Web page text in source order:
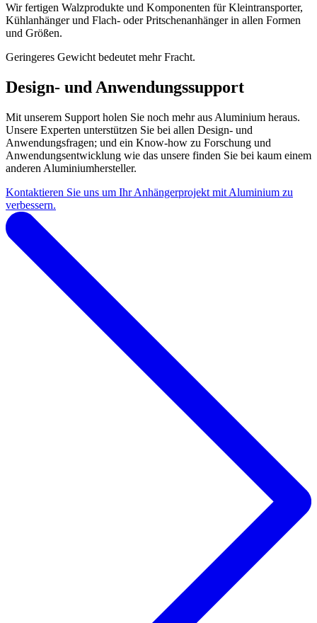
Wir fertigen Walzprodukte und Komponenten für Kleintransporter,
Kühlanhänger und Flach- oder Pritschenanhänger in allen Formen
und Größen.
Geringeres Gewicht bedeutet mehr Fracht.
Design- und Anwendungssupport
Mit unserem Support holen Sie noch mehr aus Aluminium heraus.
Unsere Experten unterstützen Sie bei allen Design- und
Anwendungsfragen; und ein Know-how zu Forschung und
Anwendungsentwicklung wie das unsere finden Sie bei kaum einem
anderen Aluminiumhersteller.
Kontaktieren Sie uns um Ihr Anhängerprojekt mit Aluminium zu
verbessern.